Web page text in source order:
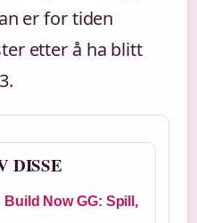
er for tiden
etter å ha blitt
DISSE
Build Now GG: Spill,